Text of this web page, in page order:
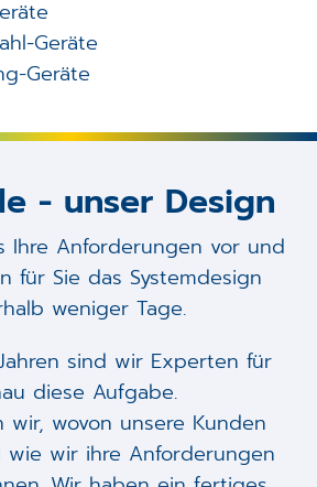
Geräte
Geräte
- unser Design
Ihre Anforderungen vor und
für Sie das Systemdesign
weniger Tage.
sind wir Experten für
diese Aufgabe.
wir, wovon unsere Kunden
wie wir ihre Anforderungen